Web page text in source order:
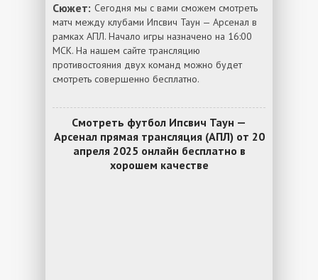
Сюжет: Сегодня мы с вами сможем смотреть
матч между клубами Ипсвич Таун — Арсенал в
рамках АПЛ. Начало игры назначено на 16:00
МСК. На нашем сайте трансляцию
противостояния двух команд можно будет
смотреть совершенно бесплатно.
Смотреть футбол Ипсвич Таун —
Арсенал прямая трансляция (АПЛ) от 20
апреля 2025 онлайн бесплатно в
хорошем качестве